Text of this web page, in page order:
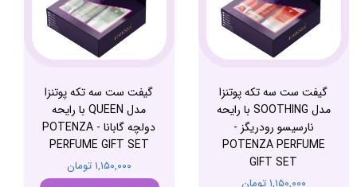
گیفت ست سه تکه پوتنزا
مدل SOOTHING با رایحه
نارسیسو رودریگز -
POTENZA PERFUME
GIFT SET
۱,۱۵۰,۰۰۰ تومان
گیفت ست سه تکه پوتنزا
مدل QUEEN با رایحه
دولچه گابانا - POTENZA
PERFUME GIFT SET
۱,۱۵۰,۰۰۰ تومان